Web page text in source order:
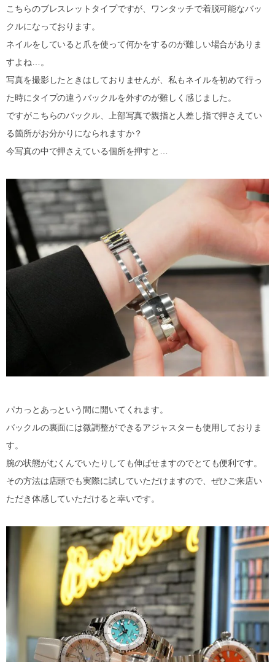
こちらのブレスレットタイプですが、ワンタッチで着脱可能なバッ
クルになっております。
ネイルをしていると爪を使って何かをするのが難しい場合がありま
すよね…。
写真を撮影したときはしておりませんが、私もネイルを初めて行っ
た時にタイプの違うバックルを外すのが難しく感じました。
ですがこちらのバックル、上部写真で親指と人差し指で押さえてい
る箇所がお分かりになられますか？
今写真の中で押さえている個所を押すと…
パカっとあっという間に開いてくれます。
バックルの裏面には微調整ができるアジャスターも使用しておりま
す。
腕の状態がむくんでいたりしても伸ばせますのでとても便利です。
その方法は店頭でも実際に試していただけますので、ぜひご来店い
ただき体感していただけると幸いです。